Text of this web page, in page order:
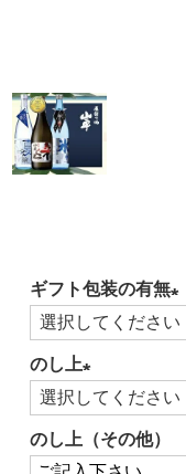
ギフト包装の有無
(必
のし上
(必
須)
のし上（その他）